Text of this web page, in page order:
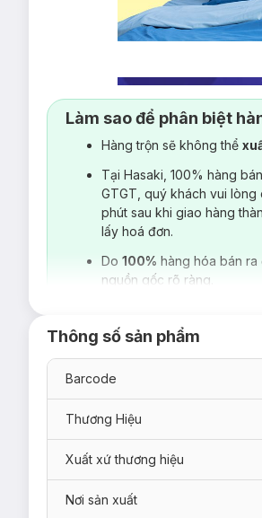
Làm sao để phân biệt
Hàng trộn sẽ không thể
Tại Hasaki, 100% hàng
GTGT, quý khách vui
phút sau khi giao hàng
lấy hoá đơn.
Do 100% hàng hóa bán ra
nguồn gốc rõ ràng.
Thông số sản phẩm
Barcode
Thương Hiệu
Xuất xứ thương hiệu
Nơi sản xuất